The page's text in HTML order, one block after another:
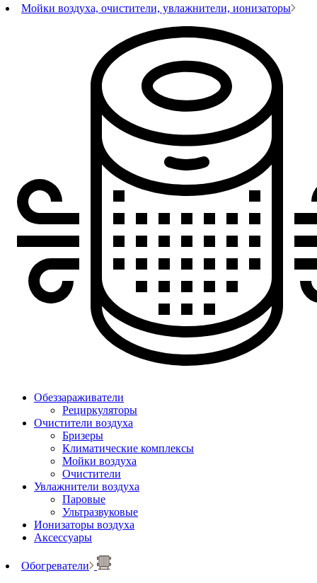
Мойки воздуха, очистители, увлажнители, ионизаторы
Обеззараживатели
Рециркуляторы
Очистители воздуха
Бризеры
Климатические комплексы
Мойки воздуха
Очистители
Увлажнители воздуха
Паровые
Ультразвуковые
Ионизаторы воздуха
Аксессуары
Обогреватели